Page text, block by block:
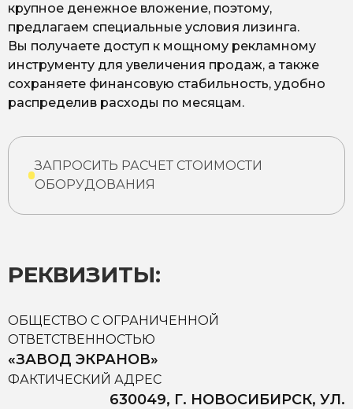
крупное денежное вложение, поэтому,
предлагаем специальные условия лизинга.
Вы получаете доступ к мощному рекламному
инструменту для увеличения продаж, а также
сохраняете финансовую стабильность, удобно
распределив расходы по месяцам.
ЗАПРОСИТЬ РАСЧЕТ СТОИМОСТИ
ОБОРУДОВАНИЯ
РЕКВИЗИТЫ:
ОБЩЕСТВО С ОГРАНИЧЕННОЙ
ОТВЕТСТВЕННОСТЬЮ
«ЗАВОД ЭКРАНОВ»
ФАКТИЧЕСКИЙ АДРЕС
630049, Г. НОВОСИБИРСК, УЛ.